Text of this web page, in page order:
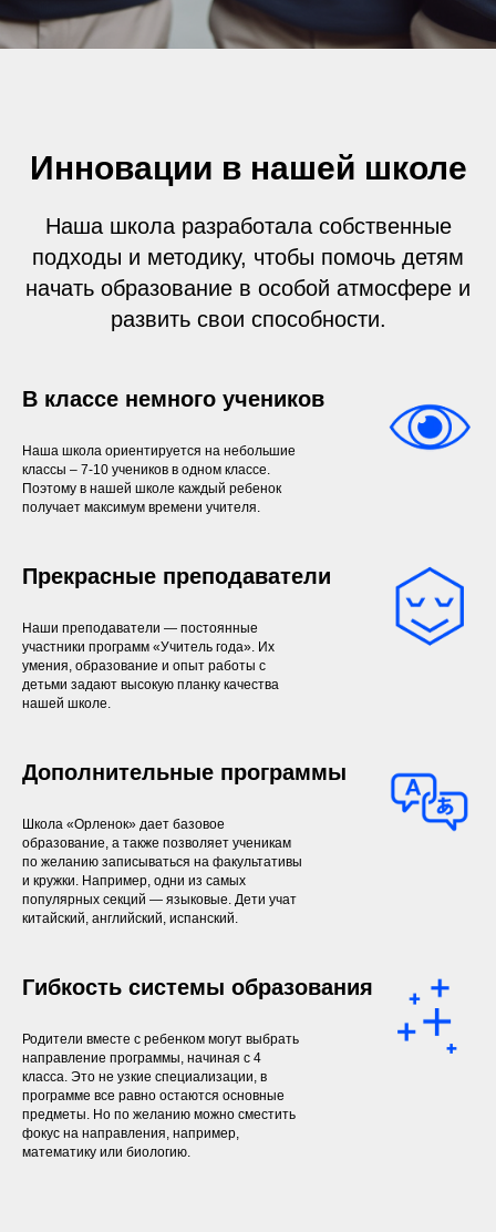
Инновации в нашей школе
Наша школа разработала собственные
подходы и методику, чтобы помочь детям
начать образование в особой атмосфере и
развить свои способности.
В классе немного учеников
Наша школа ориентируется на небольшие
классы – 7-10 учеников в одном классе.
Поэтому в нашей школе каждый ребенок
получает максимум времени учителя.
Прекрасные преподаватели
Наши преподаватели — постоянные
участники программ «Учитель года». Их
умения, образование и опыт работы с
детьми задают высокую планку качества
нашей школе.
Дополнительные программы
Школа «Орленок» дает базовое
образование, а также позволяет ученикам
по желанию записываться на факультативы
и кружки. Например, одни из самых
популярных секций — языковые. Дети учат
китайский, английский, испанский.
Гибкость системы образования
Родители вместе с ребенком могут выбрать
направление программы, начиная с 4
класса. Это не узкие специализации, в
программе все равно остаются основные
предметы. Но по желанию можно сместить
фокус на направления, например,
математику или биологию.